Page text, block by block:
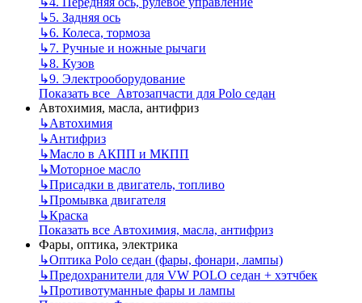
↳5. Задняя ось
↳6. Колеса, тормоза
↳7. Ручные и ножные рычаги
↳8. Кузов
↳9. Электрооборудование
Показать все Автозапчасти для Polo седан
Автохимия, масла, антифриз
↳Автохимия
↳Антифриз
↳Масло в АКПП и МКПП
↳Моторное масло
↳Присадки в двигатель, топливо
↳Промывка двигателя
↳Краска
Показать все Автохимия, масла, антифриз
Фары, оптика, электрика
↳Оптика Polo седан (фары, фонари, лампы)
↳Предохранители для VW POLO седан + хэтчбек
↳Противотуманные фары и лампы